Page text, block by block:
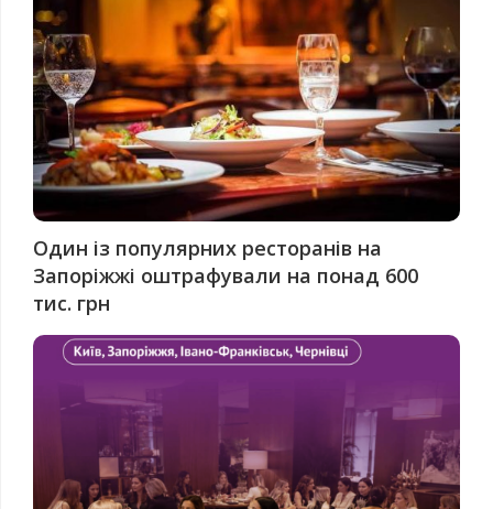
Один із популярних ресторанів на
Запоріжжі оштрафували на понад 600
тис. грн